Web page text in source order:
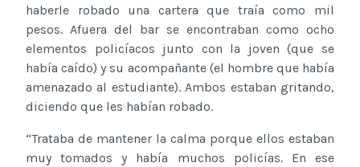
haberle robado una cartera que traía como mil
pesos. Afuera del bar se encontraban como ocho
elementos policíacos junto con la joven (que se
había caído) y su acompañante (el hombre que había
amenazado al estudiante). Ambos estaban gritando,
diciendo que les habían robado.
“Trataba de mantener la calma porque ellos estaban
muy tomados y había muchos policías. En ese